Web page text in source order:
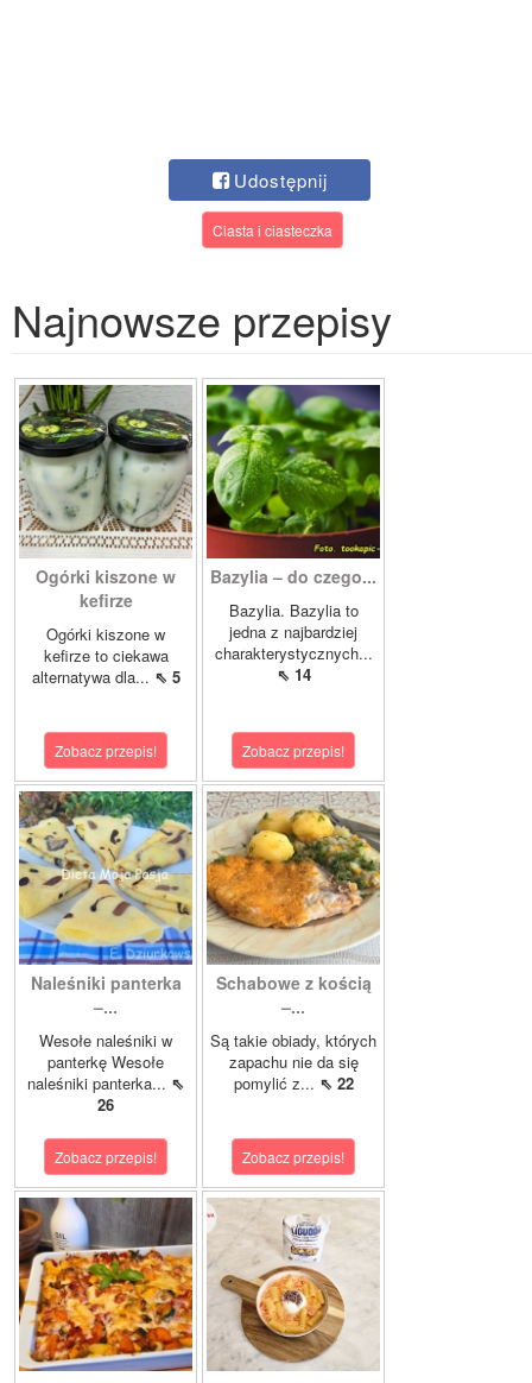
Udostępnij
Ciasta i ciasteczka
Najnowsze przepisy
Ogórki kiszone w
kefirze
Ogórki kiszone w
kefirze to ciekawa
alternatywa dla... ⇖ 5
Zobacz przepis!
Bazylia – do czego...
Bazylia. Bazylia to
jedna z najbardziej
charakterystycznych...
⇖ 14
Zobacz przepis!
Naleśniki panterka
–...
Wesołe naleśniki w
panterkę Wesołe
naleśniki panterka... ⇖
26
Zobacz przepis!
Schabowe z kością
–...
Są takie obiady, których
zapachu nie da się
pomylić z... ⇖ 22
Zobacz przepis!